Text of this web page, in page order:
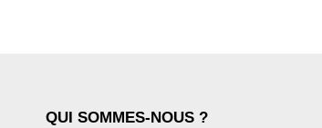
QUI SOMMES-NOUS ?